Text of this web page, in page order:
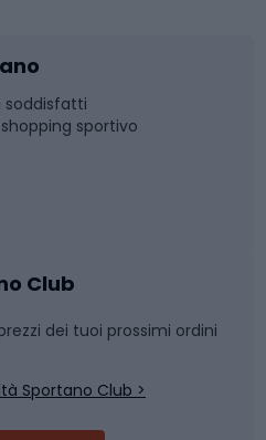
soddisfatti
sportivo
Club
dei tuoi prossimi ordini
Sportano Club >